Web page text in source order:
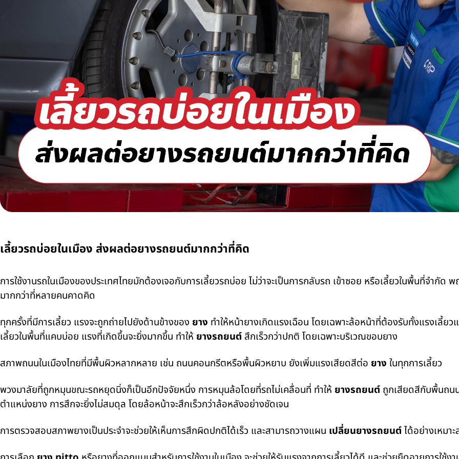
เลี้ยวรถบ่อยในเมือง ส่งผลต่อยางรถยนต์มากกว่าที่คิด
การใช้งานรถในเมืองของประเทศไทยมักต้องเจอกับการเลี้ยวรถบ่อย ไม่ว่าจะเป็นการกลับรถ เข้าซอย หรือเลี้ยวในพื้นที่จำ
มากกว่าที่หลายคนคาดคิด
ทุกครั้งที่มีการเลี้ยว แรงจะถูกถ่ายไปยังด้านข้างของ ยาง ทำให้หน้ายางเกิดแรงเฉือน โดยเฉพาะล้อหน้าที่ต้องรับทั้งแรงเลี้ย
เลี้ยวในพื้นที่แคบบ่อย แรงที่เกิดขึ้นจะยิ่งมากขึ้น ทำให้ ยางรถยนต์ สึกเร็วกว่าปกติ โดยเฉพาะบริเวณขอบยาง
สภาพถนนในเมืองไทยที่มีพื้นผิวหลากหลาย เช่น ถนนคอนกรีตหรือพื้นผิวหยาบ ยังเพิ่มแรงเสียดสีต่อ ยาง ในทุกการเลี้ยว
พวงมาลัยที่ถูกหมุนขณะรถหยุดนิ่งก็เป็นอีกปัจจัยหนึ่ง การหมุนล้อโดยที่รถไม่เคลื่อนที่ ทำให้ ยางรถยนต์ ถูกเสียดสีกับพื้นถน
ตำแหน่งยาง การสึกจะยิ่งไม่สมดุล โดยล้อหน้าจะสึกเร็วกว่าล้อหลังอย่างชัดเจน
การตรวจสอบสภาพยางเป็นประจำจะช่วยให้เห็นการสึกผิดปกติได้เร็ว และสามารถวางแผน เปลี่ยนยางรถยนต์ได้อย่างเหมา